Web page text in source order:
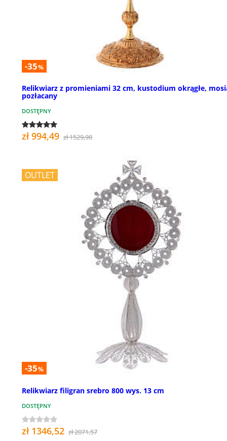
-35%
Relikwiarz z promieniami 32 cm, kustodium okrągłe,
pozłacany
DOSTĘPNY
zł 994,49 zł 1529,98
OUTLET
-35%
Relikwiarz filigran srebro 800 wys. 13 cm
DOSTĘPNY
zł 1346,52 zł 2071,57